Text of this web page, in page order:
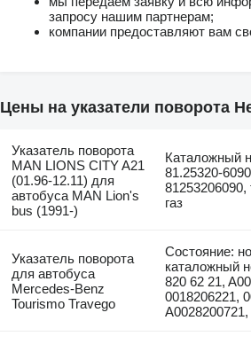
запросу нашим партнерам;
компании предоставляют вам
Цены на указатели поворота
Указатель поворота
MAN LIONS CITY A21
(01.96-12.11) для
автобуса MAN Lion's
bus (1991-)
Каталожный
81.25320-6090
81253206090,
газ
Указатель поворота
для автобуса
Mercedes-Benz
Tourismo Travego
Состояние:
каталожный
820 62 21,
0018206221,